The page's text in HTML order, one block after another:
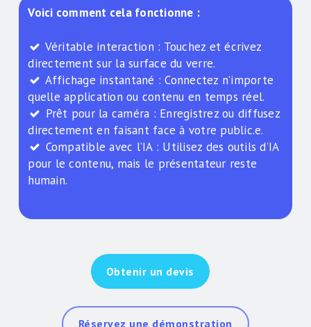
Voici comment cela fonctionne :
Véritable interaction : Touchez et écrivez
directement sur la surface du verre.
Affichage instantané : Connectez n’importe
quelle application ou contenu en temps réel.
Prêt pour la caméra : Enregistrez ou diffusez
directement en faisant face à votre public.e.
Compatible avec l’IA : Utilisez des outils d’IA
pour le contenu, mais le présentateur reste
humain.
Obtenir un devis
Réservez une démonstration